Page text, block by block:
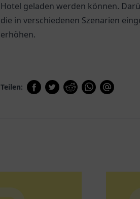
Hotel geladen werden können.
die in verschiedenen Szenarien
erhöhen.
Teilen: